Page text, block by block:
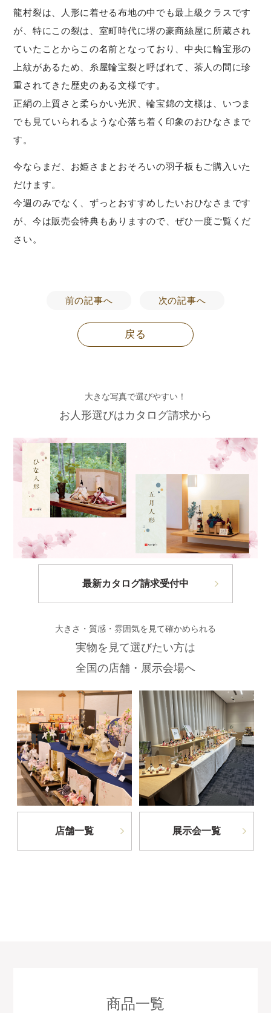
龍村裂は、人形に着せる布地の中でも最上級クラスです
が、特にこの裂は、室町時代に堺の豪商絲屋に所蔵され
ていたことからこの名前となっており、中央に輪宝形の
上紋があるため、糸屋輪宝裂と呼ばれて、茶人の間に珍
重されてきた歴史のある文様です。
正絹の上質さと柔らかい光沢、輪宝錦の文様は、いつま
でも見ていられるような心落ち着く印象のおひなさまで
す。
今ならまだ、お姫さまとおそろいの羽子板もご購入いた
だけます。
今週のみでなく、ずっとおすすめしたいおひなさまです
が、今は販売会特典もありますので、ぜひ一度ご覧くだ
さい。
前の記事へ 次の記事へ
戻る
大きな写真で選びやすい！
お人形選びはカタログ請求から
最新カタログ請求受付中
大きさ・質感・雰囲気を見て確かめられる
実物を見て選びたい方は
全国の店舗・展示会場へ
店舗一覧 展示会一覧
商品一覧